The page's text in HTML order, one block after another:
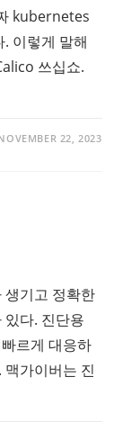
kubernetes
이렇게 말해
쓰십쇼.
22, 2023
생기고 정확한
다. 진단용
르게 대응하
가이버는 진